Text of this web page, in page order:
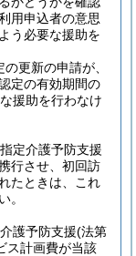
用申込者の意思
う必要な援助を
更新の申請が、
定の有効期間の
援助を行わなけ
定介護予防支援
行させ、初回訪
たときは、これ
。
護予防支援(法第
ス計画費が当該